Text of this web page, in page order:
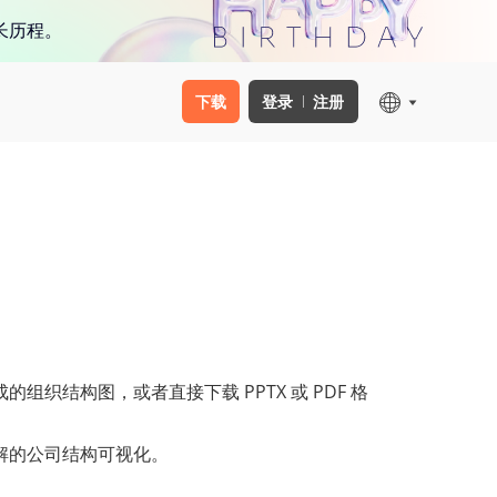
程。
下载 登录 注册
组织结构图，或者直接下载 PPTX 或 PDF 格
公司结构可视化。